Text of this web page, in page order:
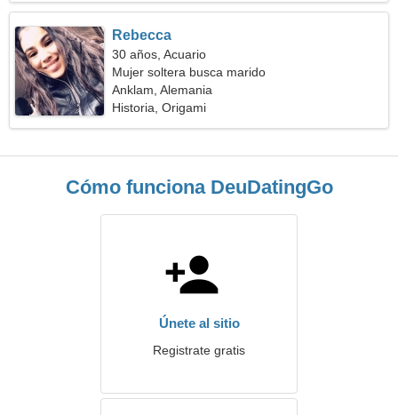
Rebecca
30 años, Acuario
Mujer soltera busca marido
Anklam, Alemania
Historia, Origami
Cómo funciona DeuDatingGo
Únete al sitio
Registrate gratis